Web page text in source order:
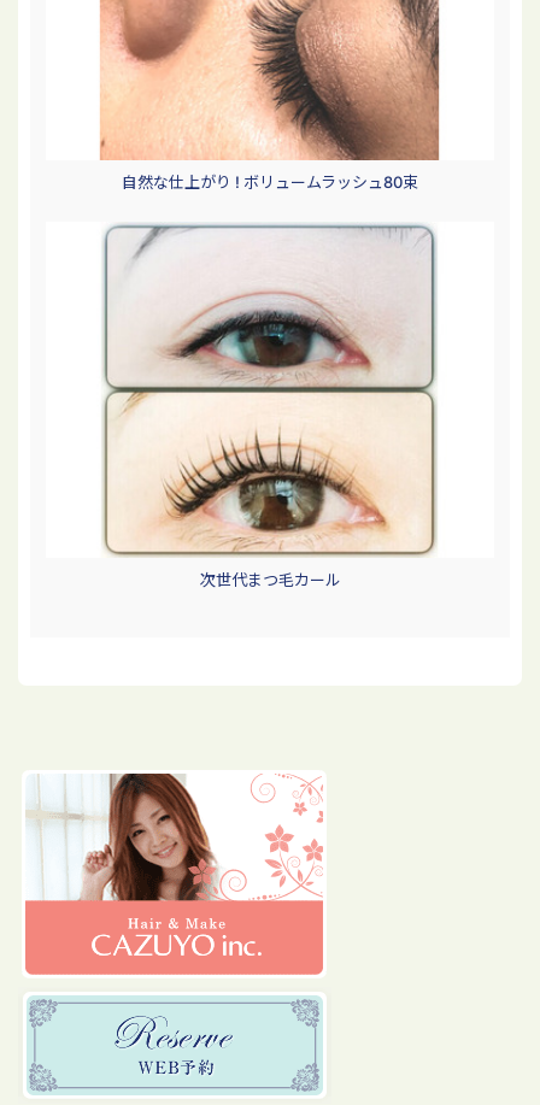
自然な仕上がり ! ボリュームラッシュ80束
次世代まつ毛カール